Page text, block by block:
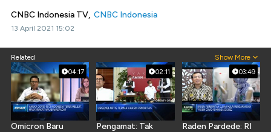
CNBC Indonesia TV, CNBC Indonesia
13 April 2021 15:02
Related Show More
04:17
Omicron Baru
02:11
Pengamat: Tak
03:49
Raden Pardede: RI